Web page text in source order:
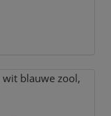
wit blauwe zool,